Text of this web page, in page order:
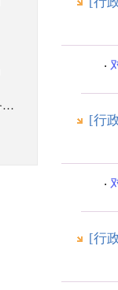
市数据局（市政务办）
[行
[行